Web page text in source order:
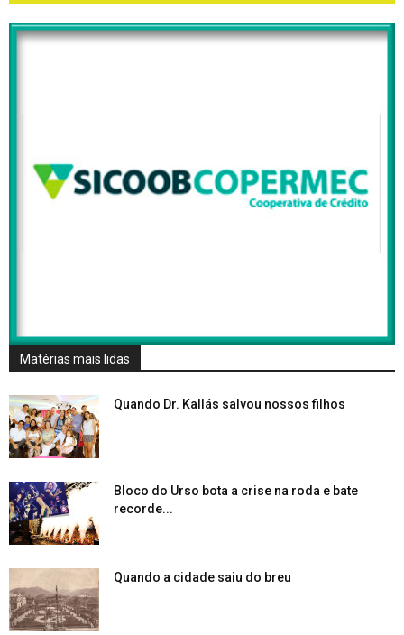
Matérias mais lidas
Quando Dr. Kallás salvou nossos filhos
Bloco do Urso bota a crise na roda e bate
recorde...
Quando a cidade saiu do breu